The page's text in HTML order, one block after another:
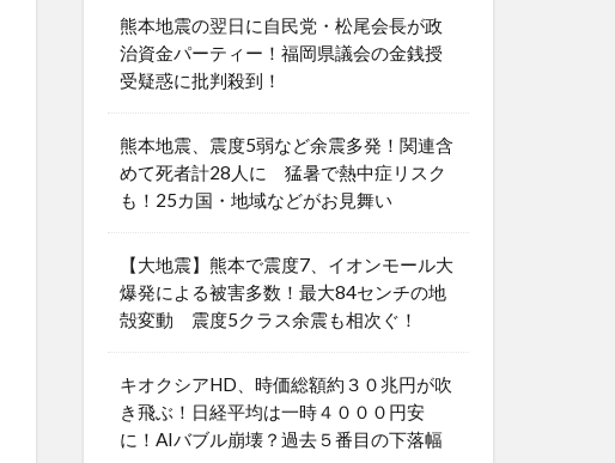
熊本地震の翌日に自民党・松尾会長が政
治資金パーティー！福岡県議会の金銭授
受疑惑に批判殺到！
熊本地震、震度5弱など余震多発！関連含
めて死者計28人に 猛暑で熱中症リスク
も！25カ国・地域などがお見舞い
【大地震】熊本で震度7、イオンモール大
爆発による被害多数！最大84センチの地
殻変動 震度5クラス余震も相次ぐ！
キオクシアHD、時価総額約３０兆円が吹
き飛ぶ！日経平均は一時４０００円安
に！AIバブル崩壊？過去５番目の下落幅